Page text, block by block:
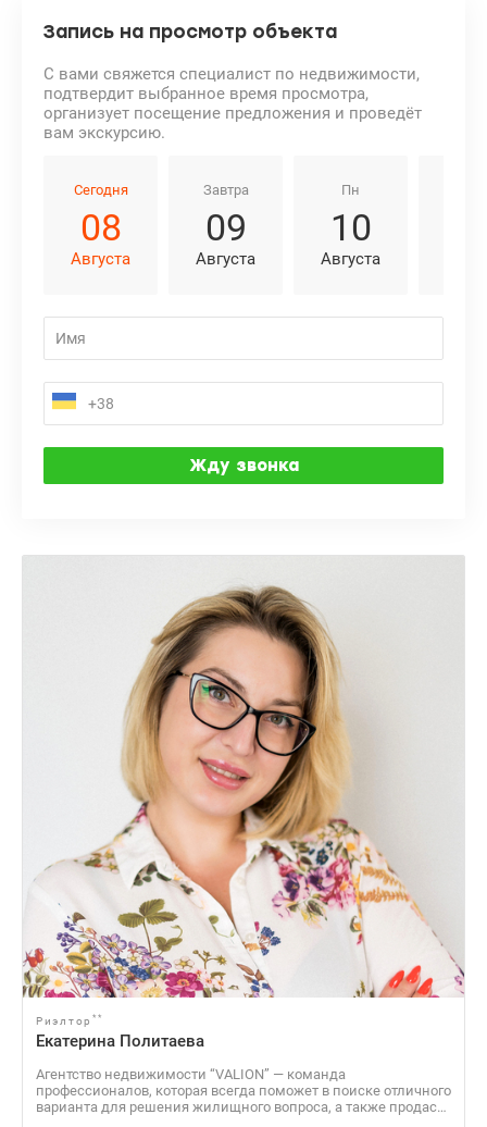
Запись на просмотр объекта
С вами свяжется специалист по недвижимости,
подтвердит выбранное время просмотра,
организует посещение предложения и проведёт
вам экскурсию.
Сегодня
08
Августа
Завтра
09
Августа
Пн
10
Августа
Риэлтор **
Екатерина Политаева
Агентство недвижимости “VALION” — команда
профессионалов, которая всегда поможет в поиске отличного
варианта для решения жилищного вопроса, а также продаст